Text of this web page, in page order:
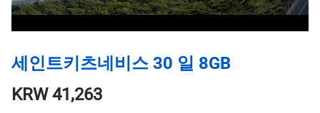
세인트키츠네비스 30 일 8GB
KRW41,263